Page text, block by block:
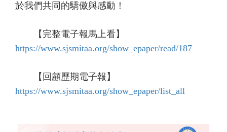
於我們共同的驕傲與感動！
【完整電子報馬上看】
https://www.sjsmitaa.org/show_epaper/read/187
【回顧歷期電子報】
https://www.sjsmitaa.org/show_epaper/list_all